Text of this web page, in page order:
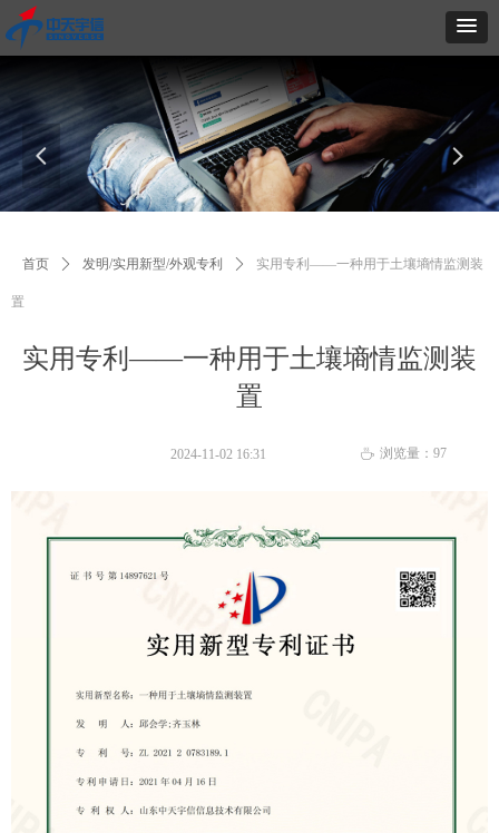
实用专利——一种用于土壤墒情监测装
置
首页 ꄲ 发明/实用新型/外观专利 ꄲ 实用专利——一种用于土壤墒情监测装
置
2024-11-02 16:31 ꄘ 浏览量： 97
넳 넲